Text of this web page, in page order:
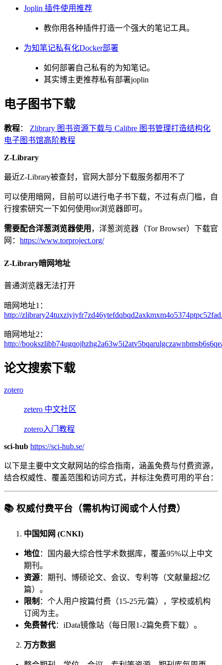
Joplin 插件使用推荐
教你用各种插件打造一个强大的笔记工具。
为知笔记私有化Docker部署
如何部署自己私有的为知笔记。
其实博主更推荐私有部署joplin
电子图书下载
教程： Zlibrary 图书资源下载与 Calibre 图书管理打造结构化
电子图书馆高阶教程
Z-Library
最近Z-Library被查封，官网大部分下载服务都用不了
可以使用暗网，目前可以进行电子书下载，不过有点门槛，自
行搜索研究一下如何使用tor浏览器即可。
需要配合洋葱浏览器使用 ，洋葱浏览器（Tor Browser）下载官
网： https://www.torproject.org/
Z-Library暗网地址
普通浏览器无法打开
暗网地址1：
http://
暗网地址2：
http://
论文搜索下载
zotero
zetero 中文社区
zotero入门教程
sci-hub https://sci-hub.se/
以下是主要中文文献网站的综合指南，涵盖免费与付费资源，
结合权威性、覆盖范围和访问方式，并标注免费可用的平台：
📚 权威付费平台（需机构订阅或个人付费）
中国知网 (CNKI)
地位：国内最大综合性学术数据库，覆盖95%以上中文
期刊。
资源：期刊、博硕论文、会议、专利等（文献量超2亿
篇）。
限制 ：个人用户按篇付费（15-25元/篇），学校或机构
订阅为主。
免费替代：iData镜像站（每日限1-2篇免费下载）。
万方数据